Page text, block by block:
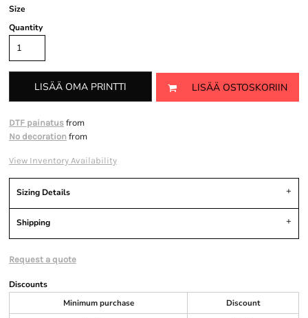
Size
Quantity
LISÄÄ OMA PRINTTI LISÄÄ OSTOSKORIIN
DTF painatus from
No decoration from
View Inventory Availability
Sizing Details
Shipping
Request a quote
Discounts
Minimum purchase
Discount